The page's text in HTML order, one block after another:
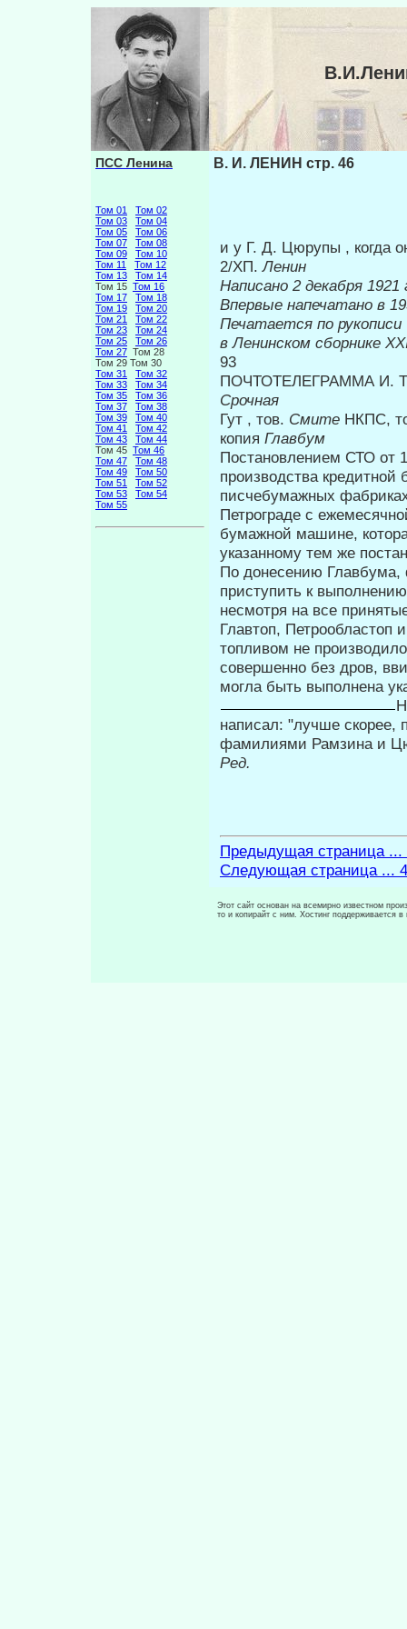
ПСС Ленина
Том 01
Том 02
Том 03
Том 04
Том 05
Том 06
Том 07
Том 08
Том 09
Том 10
Том 11
Том 12
Том 13
Том 14
Том 15 Том 16
Том 17
Том 18
Том 19
Том 20
Том 21
Том 22
Том 23
Том 24
Том 25
Том 26
Том 27 Том 28
Том 29 Том 30
Том 31
Том 32
Том 33
Том 34
Том 35
Том 36
Том 37
Том 38
Том 39
Том 40
Том 41
Том 42
Том 43
Том 44
Том 45 Том 46
Том 47
Том 48
Том 49
Том 50
Том 51
Том 52
Том 53
Том 54
Том 55
В. И. ЛЕНИН стр. 46
и у Г. Д. Цюрупы , когда
2/ХП.Ленин
Написано 2 декабря 1921
Впервые
Печатается по рукописи
в Ленинском сборнике
93
ПОЧТОТЕЛЕГРАММА И.
Срочная
Гут , тов. Смите НКПС,
копия Главбум
Постановлением СТО от
произ­водства
писчебумаж­ных
Петрограде с
бумажной машине,
указанному тем же
По донесению Главбума,
приступить к
несмотря на все
Главтоп, Петрообластоп
топливом не
совершенно без дров,
могла быть выполнена
написал: "лучше скорее,
фамилиями Рамзина и
Ред.
Предыдущая страница ...
Следующая страница ...
Этот сайт основан на всемирно известном
то и копирайт с ним. Хостинг поддерживается